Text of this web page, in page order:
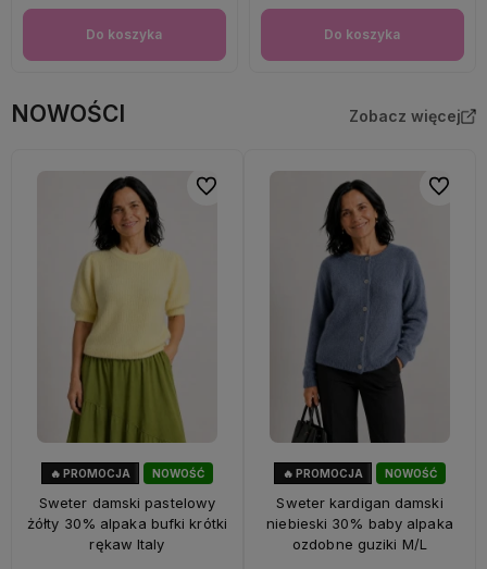
Do koszyka Do koszyka
NOWOŚCI Zobacz więcej
NOWOŚĆ
🔥 PROMOCJA
Sweter damski pastelowy
żółty 30% alpaka bufki krótki
rękaw Italy
Do ulubionych
NOWOŚĆ
🔥 PROMOCJA
Sweter kardigan damski
niebieski 30% baby alpaka
ozdobne guziki M/L
Do